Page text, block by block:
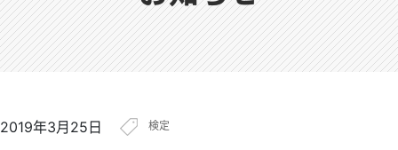
沿革
情報公開
アクセス
広報
2019年3月25日 検定